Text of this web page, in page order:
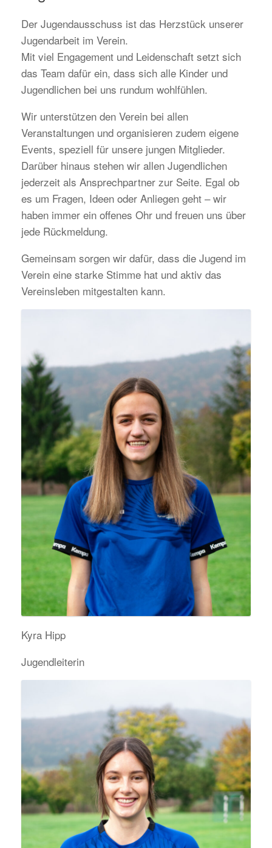
Der Jugendausschuss ist das Herzstück unserer
Jugendarbeit im Verein.
Mit viel Engagement und Leidenschaft setzt sich
das Team dafür ein, dass sich alle Kinder und
Jugendlichen bei uns rundum wohlfühlen.
Wir unterstützen den Verein bei allen
Veranstaltungen und organisieren zudem eigene
Events, speziell für unsere jungen Mitglieder.
Darüber hinaus stehen wir allen Jugendlichen
jederzeit als Ansprechpartner zur Seite. Egal ob
es um Fragen, Ideen oder Anliegen geht – wir
haben immer ein offenes Ohr und freuen uns über
jede Rückmeldung.
Gemeinsam sorgen wir dafür, dass die Jugend im
Verein eine starke Stimme hat und aktiv das
Vereinsleben mitgestalten kann.
Kyra Hipp
Jugendleiterin